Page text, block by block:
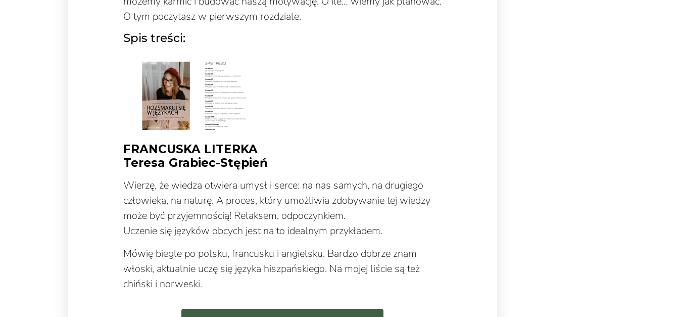
O tym poczytasz w pierwszym rozdziale.
Spis treści:
FRANCUSKA LITERKA
Teresa Grabiec-Stępień
Wierzę, że wiedza otwiera umysł i serce: na nas samych, na drugiego
człowieka, na naturę. A proces, który umożliwia zdobywanie tej wiedzy
może być przyjemnością! Relaksem, odpoczynkiem.
Uczenie się języków obcych jest na to idealnym przykładem.
Mówię biegle po polsku, francusku i angielsku. Bardzo dobrze znam
włoski, aktualnie uczę się języka hiszpańskiego. Na mojej liście są też
chiński i norweski.